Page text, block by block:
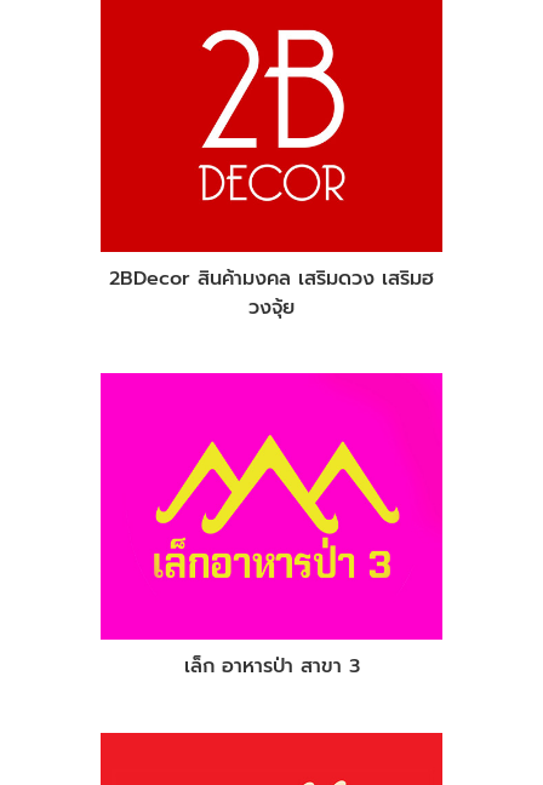
2BDecor สินค้ามงคล เสริมดวง เสริมฮ
วงจุ้ย
เล็ก อาหารป่า สาขา 3